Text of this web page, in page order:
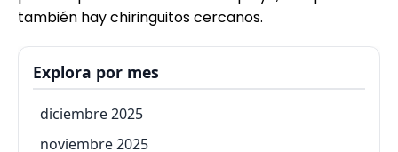
también hay chiringuitos cercanos.
Explora por mes
diciembre 2025
noviembre 2025